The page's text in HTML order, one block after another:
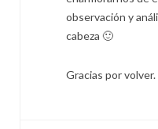
observación y
cabeza 🙂
Gracias por volver.